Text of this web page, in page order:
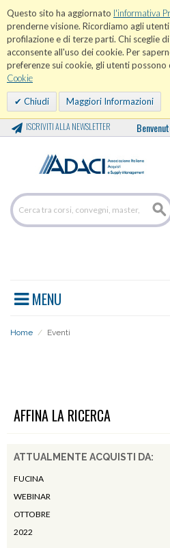
Questo sito ha aggiornato l'informativa
prenderne visione. Ricordiamo agli
profilazione e di terze parti. Chi sceglie
acconsente all'uso dei cookie. Per
preferenze sui cookie, gli utenti possono
Cookie
Chiudi Maggiori Informazioni
ISCRIVITI ALLA NEWSLETTER
MENU
Home / Eventi
AFFINA LA RICERCA
ATTUALMENTE ACQUISTI DA:
FUCINA
WEBINAR
OTTOBRE
2022